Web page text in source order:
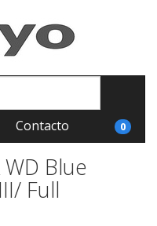
Contacto 0
WD Blue
Full